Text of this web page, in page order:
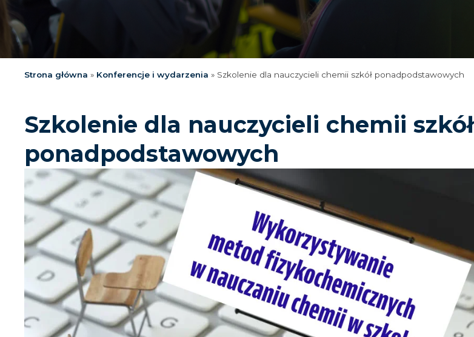
Strona główna » Konferencje i wydarzenia » Szkolenie dla nauczycieli chemii szkół ponadpodstawowych
Szkolenie dla nauczycieli chemii szkół
ponadpodstawowych